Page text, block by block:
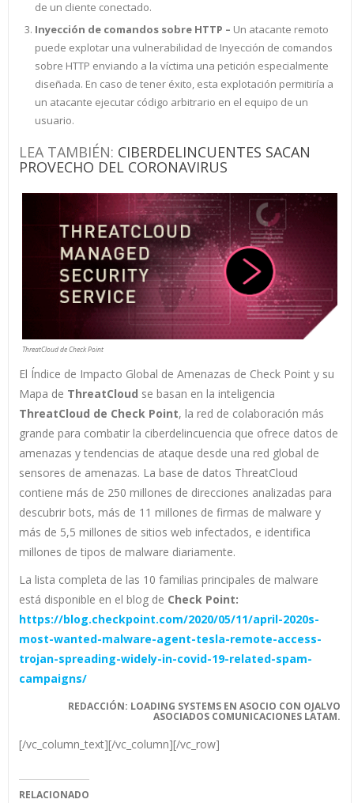
de un cliente conectado.
Inyección de comandos sobre HTTP – Un atacante remoto
puede explotar una vulnerabilidad de Inyección de comandos
sobre HTTP enviando a la víctima una petición especialmente
diseñada. En caso de tener éxito, esta explotación permitiría a
un atacante ejecutar código arbitrario en el equipo de un
usuario.
LEA TAMBIÉN: CIBERDELINCUENTES SACAN
PROVECHO DEL CORONAVIRUS
ThreatCloud de Check Point
El Índice de Impacto Global de Amenazas de Check Point y su
Mapa de ThreatCloud se basan en la inteligencia
ThreatCloud de Check Point, la red de colaboración más
grande para combatir la ciberdelincuencia que ofrece datos de
amenazas y tendencias de ataque desde una red global de
sensores de amenazas. La base de datos ThreatCloud
contiene más de 250 millones de direcciones analizadas para
descubrir bots, más de 11 millones de firmas de malware y
más de 5,5 millones de sitios web infectados, e identifica
millones de tipos de malware diariamente.
La lista completa de las 10 familias principales de malware
está disponible en el blog de Check Point:
https://blog.checkpoint.com/2020/05/11/april-2020s-
most-wanted-malware-agent-tesla-remote-access-
trojan-spreading-widely-in-covid-19-related-spam-
campaigns/
REDACCIÓN: LOADING SYSTEMS EN ASOCIO CON OJALVO
ASOCIADOS COMUNICACIONES LATAM.
[/vc_column_text][/vc_column][/vc_row]
RELACIONADO